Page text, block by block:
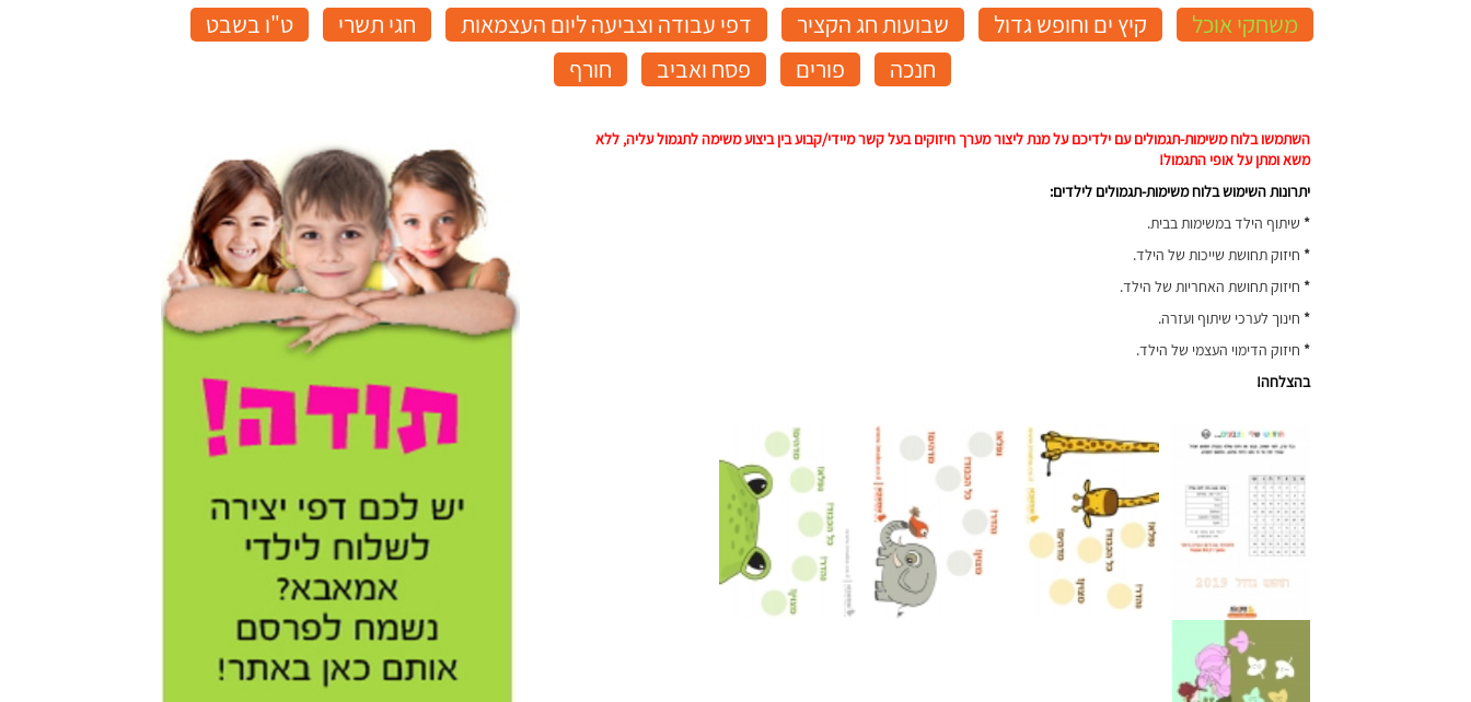
משחקי אוכל
קיץ ים וחופש גדול שבועות חג הקציר דפי עבודה וצביעה ליום העצמאות חגי תשרי
ט"ו בשבט
חנכה
פורים פסח ואביב חורף
השתמשו בלוח משימות-תגמולים עם ילדיכם על מנת ליצור מערך חיזוקים בעל קשר מיידי/קבוע בין ביצוע משימה לתגמול עליה, ללא
משא ומתן על אופי התגמול!
יתרונות השימוש בלוח משימות-תגמולים לילדים:
* שיתוף הילד במשימות בבית.
* חיזוק תחושת שייכות של הילד.
* חיזוק תחושת האחריות של הילד.
* חינוך לערכי שיתוף ועזרה.
* חיזוק הדימוי העצמי של הילד.
בהצלחה!